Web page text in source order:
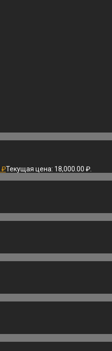
₽Текущая цена: 18,000.00 ₽.